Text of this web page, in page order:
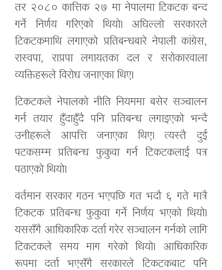
तर २०८० कात्तिक २७ मा नेपालमा टिकटक बन्द
गर्ने निर्णय गरिएको थियो। अघिल्लो सरकारले
टिकटकमाथि लगाएको प्रतिबन्धबारे नेपाली कांग्रेस,
रास्वपा, राप्रपा लगायतका दल र सरोकारवाला
व्यक्तिहरूले विरोध जनाएका थिए।
टिकटकले नेपालको नीति नियममा बसेर सञ्चालन
गर्न तयार हुँदाहुँदै पनि प्रतिबन्ध लगाइएको भन्दै
उनीहरूले आपत्ति जनाएका थिए। त्यस्तै दुई
पटकसम्म प्रतिबन्ध फुकुवा गर्न टिकटकलाई पत्र
पठाएको थियो।
वर्तमान सरकार गठन भएपछि गत भदौ ६ गते मात्रै
टिकटक प्रतिबन्ध फुकुवा गर्ने निर्णय भएको थियो।
यससँगै आधिकारिक दर्ता गरेर सञ्चालन गर्नको लागि
टिकटकले समय माग गरेको थियो। आधिकारिक
रूपमा दर्ता भएसँगै सरकारले टिकटकबाट पनि